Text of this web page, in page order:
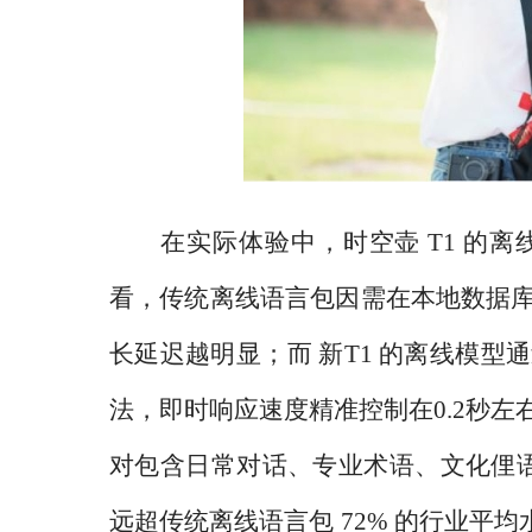
在实际体验中，时空壶 T1 的离
看，传统离线语言包因需在本地数据
长延迟越明显；而 新T1 的离线模型
法，即时响应速度精准控制在0.2秒左
对包含日常对话、专业术语、文化俚
远超传统离线语言包 72% 的行业平